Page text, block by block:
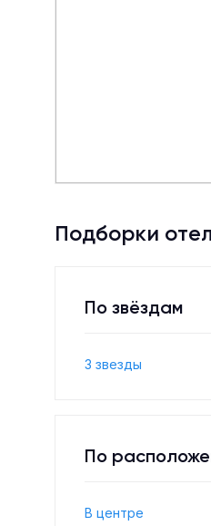
Подборки
По звёздам
3 звезды
По
В центре